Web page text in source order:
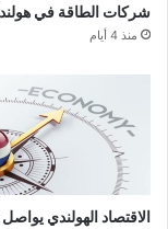
شركات الطاقة في
منذ 4 أيام
الاقتصاد الهولندي